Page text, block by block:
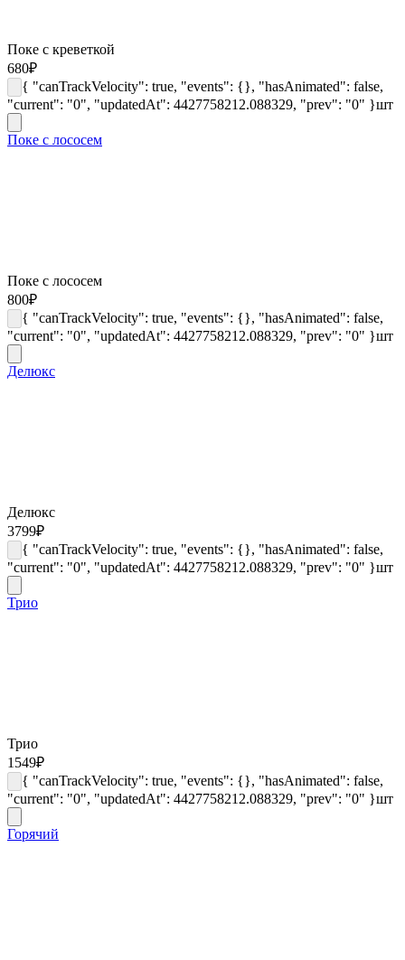
Поке с креветкой
680₽
{ "canTrackVelocity": true, "events": {}, "hasAnimated": false,
"current": "0", "updatedAt": 4427758212.088329, "prev": "0" }шт
Поке с лососем
Поке с лососем
800₽
{ "canTrackVelocity": true, "events": {}, "hasAnimated": false,
"current": "0", "updatedAt": 4427758212.088329, "prev": "0" }шт
Делюкс
Делюкс
3799₽
{ "canTrackVelocity": true, "events": {}, "hasAnimated": false,
"current": "0", "updatedAt": 4427758212.088329, "prev": "0" }шт
Трио
Трио
1549₽
{ "canTrackVelocity": true, "events": {}, "hasAnimated": false,
"current": "0", "updatedAt": 4427758212.088329, "prev": "0" }шт
Горячий